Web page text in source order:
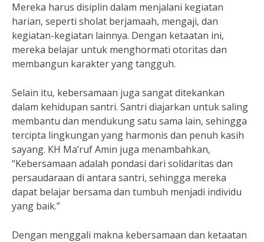
Mereka harus disiplin dalam menjalani kegiatan
harian, seperti sholat berjamaah, mengaji, dan
kegiatan-kegiatan lainnya. Dengan ketaatan ini,
mereka belajar untuk menghormati otoritas dan
membangun karakter yang tangguh.
Selain itu, kebersamaan juga sangat ditekankan
dalam kehidupan santri. Santri diajarkan untuk saling
membantu dan mendukung satu sama lain, sehingga
tercipta lingkungan yang harmonis dan penuh kasih
sayang. KH Ma’ruf Amin juga menambahkan,
“Kebersamaan adalah pondasi dari solidaritas dan
persaudaraan di antara santri, sehingga mereka
dapat belajar bersama dan tumbuh menjadi individu
yang baik.”
Dengan menggali makna kebersamaan dan ketaatan